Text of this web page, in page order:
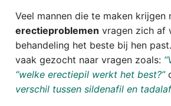
Veel mannen die te maken krijgen
erectieproblemen vragen zich af
behandeling het beste bij hen
vaak gezocht naar vragen zoals:
“welke erectiepil werkt het best?”
verschil tussen sildenafil en